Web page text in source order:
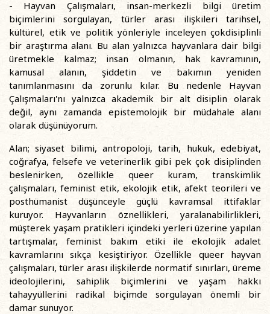
- Hayvan Çalışmaları, insan-merkezli bilgi üretim
biçimlerini sorgulayan, türler arası ilişkileri tarihsel,
kültürel, etik ve politik yönleriyle inceleyen çokdisiplinli
bir araştırma alanı. Bu alan yalnızca hayvanlara dair bilgi
üretmekle kalmaz; insan olmanın, hak kavramının,
kamusal alanın, şiddetin ve bakımın yeniden
tanımlanmasını da zorunlu kılar. Bu nedenle Hayvan
Çalışmaları'nı yalnızca akademik bir alt disiplin olarak
değil, aynı zamanda epistemolojik bir müdahale alanı
olarak düşünüyorum.
Alan; siyaset bilimi, antropoloji, tarih, hukuk, edebiyat,
coğrafya, felsefe ve veterinerlik gibi pek çok disiplinden
beslenirken, özellikle queer kuram, transkimlik
çalışmaları, feminist etik, ekolojik etik, afekt teorileri ve
posthümanist düşünceyle güçlü kavramsal ittifaklar
kuruyor. Hayvanların öznellikleri, yaralanabilirlikleri,
müşterek yaşam pratikleri içindeki yerleri üzerine yapılan
tartışmalar, feminist bakım etiki ile ekolojik adalet
kavramlarını sıkça kesiştiriyor. Özellikle queer hayvan
çalışmaları, türler arası ilişkilerde normatif sınırları, üreme
ideolojilerini, sahiplik biçimlerini ve yaşam hakkı
tahayyüllerini radikal biçimde sorgulayan önemli bir
damar sunuyor.